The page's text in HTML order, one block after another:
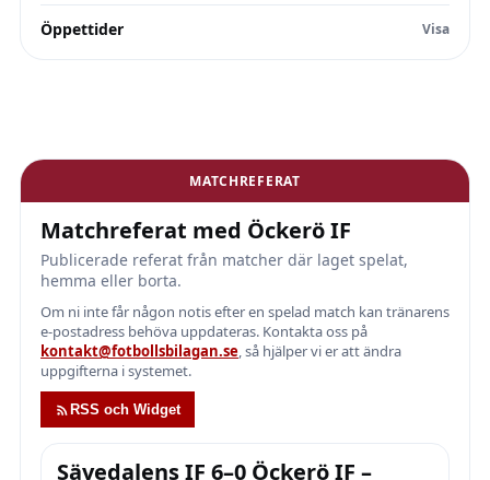
Öppettider
MATCHREFERAT
Matchreferat med Öckerö IF
Publicerade referat från matcher där laget spelat,
hemma eller borta.
Om ni inte får någon notis efter en spelad match kan tränarens
e-postadress behöva uppdateras. Kontakta oss på
kontakt@fotbollsbilagan.se, så hjälper vi er att ändra
uppgifterna i systemet.
RSS och Widget
Sävedalens IF 6–0 Öckerö IF –